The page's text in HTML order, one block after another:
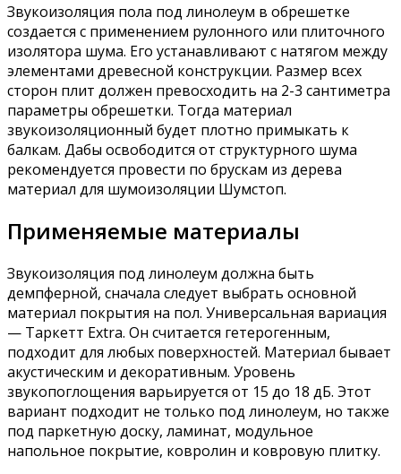
Звукоизоляция пола под линолеум в обрешетке
создается с применением рулонного или плиточного
изолятора шума. Его устанавливают с натягом между
элементами древесной конструкции. Размер всех
сторон плит должен превосходить на 2-3 сантиметра
параметры обрешетки. Тогда материал
звукоизоляционный будет плотно примыкать к
балкам. Дабы освободится от структурного шума
рекомендуется провести по брускам из дерева
материал для шумоизоляции Шумстоп.
Применяемые материалы
Звукоизоляция под линолеум должна быть
демпферной, сначала следует выбрать основной
материал покрытия на пол. Универсальная вариация
— Таркетт Extra. Он считается гетерогенным,
подходит для любых поверхностей. Материал бывает
акустическим и декоративным. Уровень
звукопоглощения варьируется от 15 до 18 дБ. Этот
вариант подходит не только под линолеум, но также
под паркетную доску, ламинат, модульное
напольное покрытие, ковролин и ковровую плитку.